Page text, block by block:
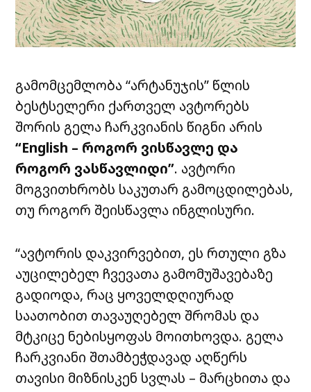
გამომცემლობა “არტანუჯის” წლის
ბესტსელერი ქართველ ავტორებს
შორის გელა ჩარკვიანის წიგნი არის
“English – როგორ ვისწავლე და
როგორ ვასწავლიდი”. ავტორი
მოგვითხრობს საკუთარ გამოცდილებას,
თუ როგორ შეისწავლა ინგლისური.
“ავტორის დაკვირვებით, ეს რთული გზა
აუცილებელ ჩვევათა გამომუშავებაზე
გადიოდა, რაც ყოველდღიურად
საათობით თავაუღებელ შრომას და
მტკიცე ნებისყოფას მოითხოვდა. გელა
ჩარკვიანი შთამბეჭდავად აღწერს
თავისი მიზნისკენ სვლას – მარცხითა და